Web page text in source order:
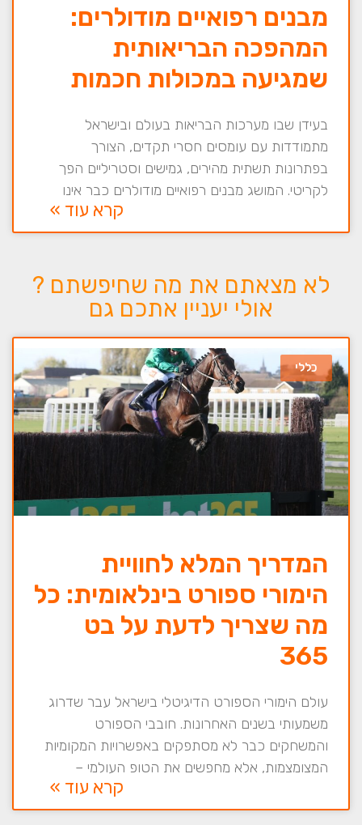
מבנים רפואיים מודולרים:
המהפכה הבריאותית
שמגיעה במכולות חכמות
בעידן שבו מערכות הבריאות בעולם ובישראל
מתמודדות עם עומסים חסרי תקדים, הצורך
בפתרונות תשתית מהירים, גמישים וסטריליים הפך
לקריטי. המושג מבנים רפואיים מודולרים כבר אינו
קרא עוד »
לא מצאתם את מה שחיפשתם ?
אולי יעניין אתכם גם
כללי
המדריך המלא לחוויית
הימורי ספורט בינלאומית: כל
מה שצריך לדעת על בט
365
עולם הימורי הספורט הדיגיטלי בישראל עבר שדרוג
משמעותי בשנים האחרונות. חובבי הספורט
והמשחקים כבר לא מסתפקים באפשרויות המקומיות
המצומצמות, אלא מחפשים את הטופ העולמי –
קרא עוד »